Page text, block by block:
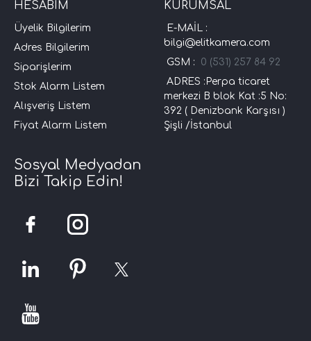
HESABIM
Üyelik Bilgilerim
Adres Bilgilerim
Siparişlerim
Stok Alarm Listem
Alışveriş Listem
Fiyat Alarm Listem
KURUMSAL
E-MAİL :
bilgi@elitkamera.com
GSM : 0 (531) 257 84 92
ADRES :Perpa ticaret
merkezi B blok Kat :5 No:
392 ( Denizbank Karşısı )
Şişli /İstanbul
Sosyal Medyadan
Bizi Takip Edin!